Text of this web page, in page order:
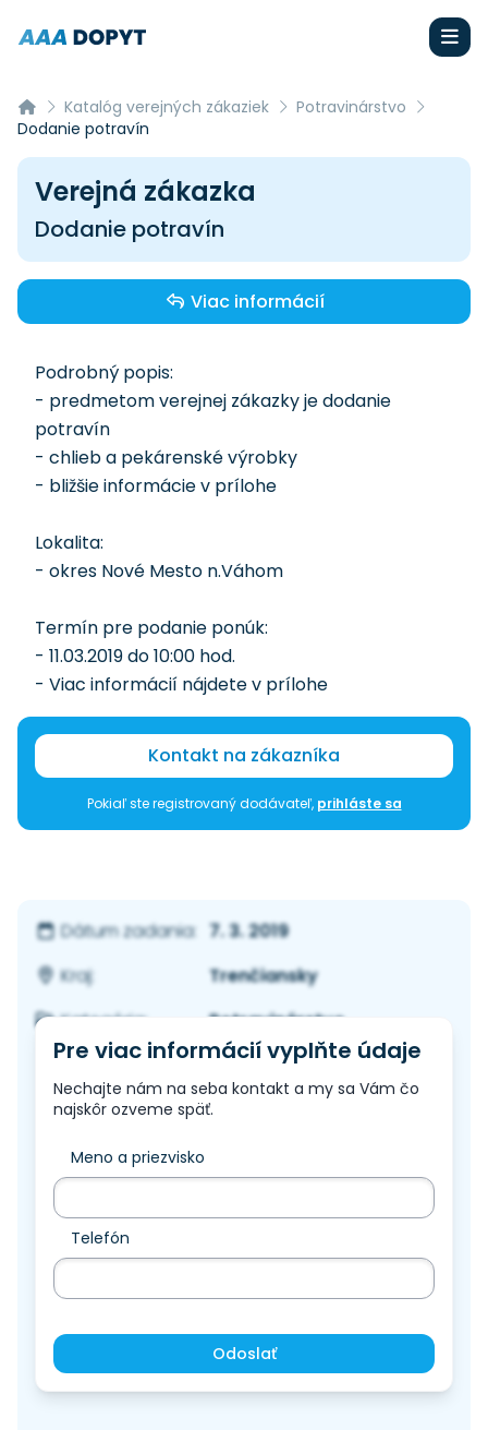
Katalóg verejných zákaziek
Potravinárstvo
Dodanie potravín
Verejná zákazka
Dodanie potravín
Viac informácií
Podrobný popis:
- predmetom verejnej zákazky je dodanie
potravín
- chlieb a pekárenské výrobky
- bližšie informácie v prílohe
Lokalita:
- okres Nové Mesto n.Váhom
Termín pre podanie ponúk:
- 11.03.2019 do 10:00 hod.
- Viac informácií nájdete v prílohe
Kontakt na zákazníka
Pokiaľ ste registrovaný dodávateľ, prihláste sa
Dátum zadania: 7. 3. 2019
Kraj:
Trenčiansky
Kategória:
Potravinárstvo
Pre viac informácií vyplňte údaje
Nechajte nám na seba kontakt a my sa Vám čo
najskôr ozveme späť.
Meno a priezvisko
Telefón
Odoslať